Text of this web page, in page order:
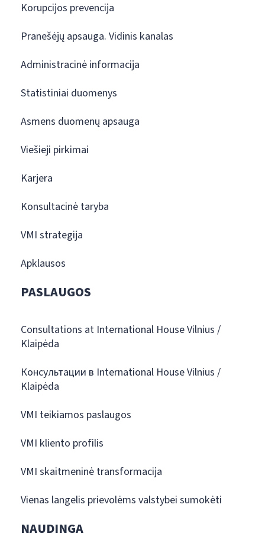
Korupcijos prevencija
Pranešėjų apsauga. Vidinis kanalas
Administracinė informacija
Statistiniai duomenys
Asmens duomenų apsauga
Viešieji pirkimai
Karjera
Konsultacinė taryba
VMI strategija
Apklausos
PASLAUGOS
Consultations at International House Vilnius /
Klaipėda
Консультации в International House Vilnius /
Klaipėda
VMI teikiamos paslaugos
VMI kliento profilis
VMI skaitmeninė transformacija
Vienas langelis prievolėms valstybei sumokėti
NAUDINGA